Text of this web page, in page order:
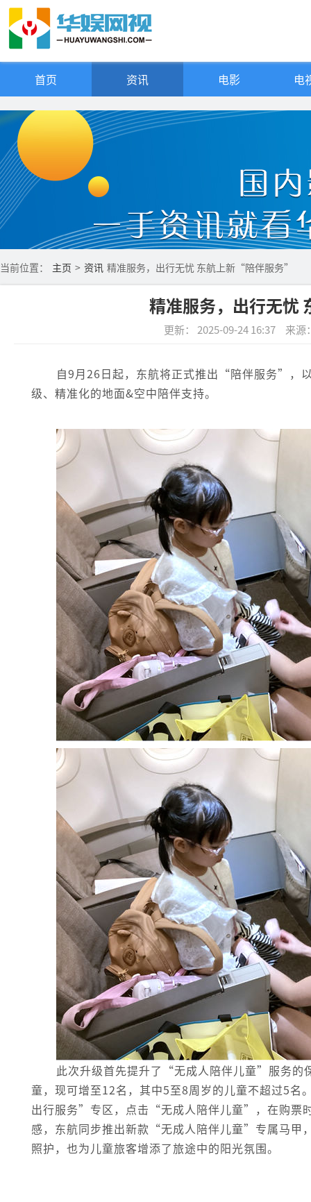
首页 资讯 电影 电
当前位置： 主页 > 资讯 精准服务，出行无忧 东航上新“陪伴服务”
精准服务，出行无
更新： 2025-09-24 16:37 来源
自9月26日起，东航将正式推出“陪伴服务”，
级、精准化的地面&空中陪伴支持。
此次升级首先提升了“无成人陪伴儿童”服务的
童，现可增至12名，其中5至8周岁的儿童不超过5
出行服务”专区，点击“无成人陪伴儿童”，在购票
感，东航同步推出新款“无成人陪伴儿童”专属马甲
照护，也为儿童旅客增添了旅途中的阳光氛围。